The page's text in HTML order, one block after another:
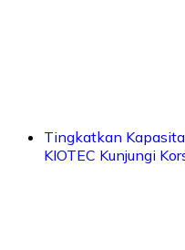
Tingkatkan
KIOTEC Kunjungi